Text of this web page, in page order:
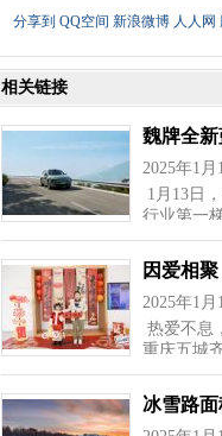
分享到 QQ空间 新浪微博 人人网
相关链接
魏牌全
2025年1月
1月13日
行业第一
因爱相
2025年1月
热爱不息
重庆五城
冰雪路